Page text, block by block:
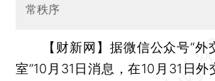
常秩序
【财新网】 据微信公众号“外
室”10月31日消息，在10月31日